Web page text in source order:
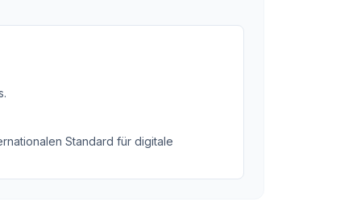
.
Standard für digitale